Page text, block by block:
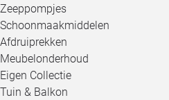
Zeeppompjes
Schoonmaakmiddelen
Afdruiprekken
Meubelonderhoud
Eigen Collectie
Tuin & Balkon